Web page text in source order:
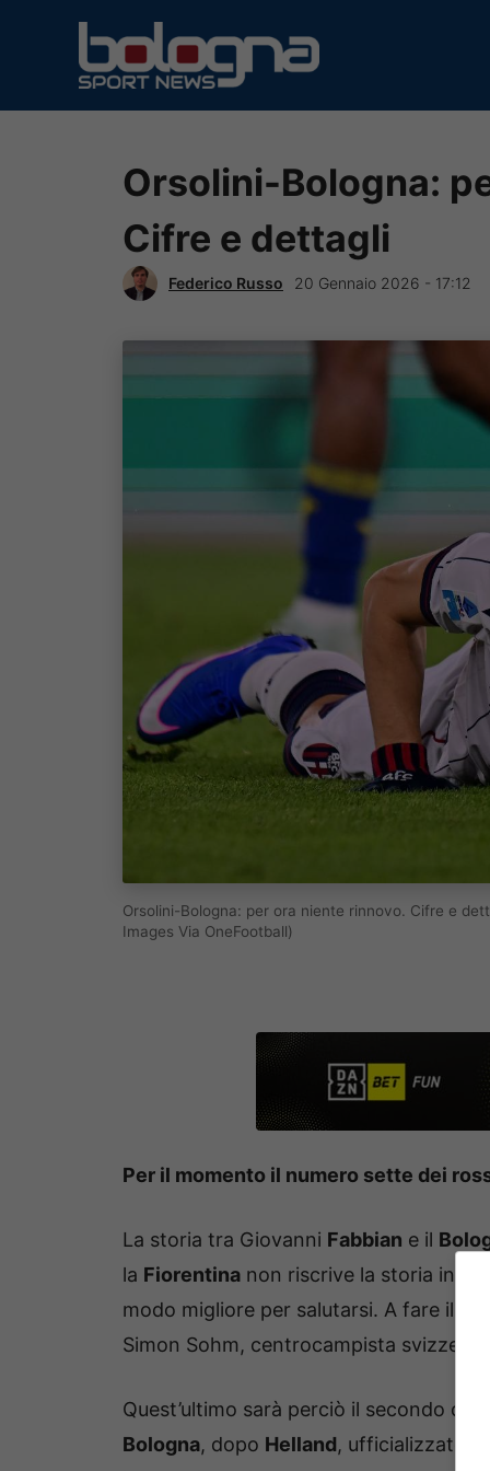
contenuto
Orsolini-Bologna:
Cifre e dettagli
Federico Russo 20 Gennaio 2026 - 17:12
Orsolini-Bologna: per ora niente rinnovo. Cifre e
Images Via OneFootball)
Per il momento il numero sette dei
La storia tra Giovanni Fabbian e il
la Fiorentina non riscrive la storia in
modo migliore per salutarsi. A fare il
Simon Sohm, centrocampista svizzero
Quest’ultimo sarà perciò il secondo
Bologna, dopo Helland, ufficializzato